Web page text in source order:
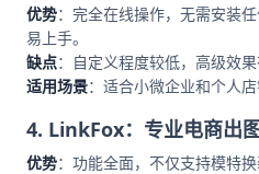
优势：完全在线操作，无需安装
易上手。
缺点：自定义程度较低，高级效果
适用场景：适合小微企业和个人店
4. LinkFox：专业电商出
优势：功能全面，不仅支持模特